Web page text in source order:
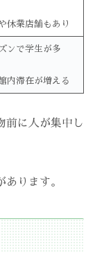
休業店舗もあり
ンで学生が多
内滞在が増える
前に人が集中し
あります。